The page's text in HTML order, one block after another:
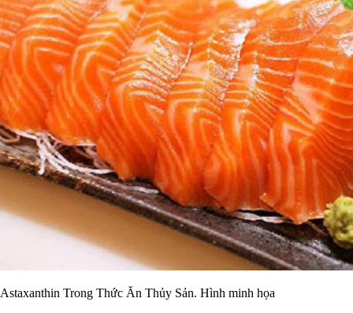
Astaxanthin Trong Thức Ăn Thủy Sản. Hình minh họa